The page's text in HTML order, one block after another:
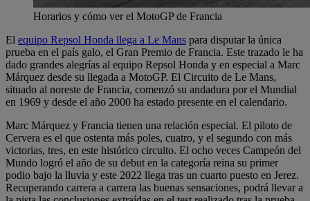
Horarios y cómo ver el MotoGP de Francia
El equipo Repsol Honda llega a Le Mans para disputar la única
prueba en el país galo, el Gran Premio de Francia. Este trazado le ha
dado grandes alegrías al equipo Repsol Honda y en especial a Marc
Márquez desde su llegada a MotoGP. El Circuito de Le Mans,
situado al noreste de Francia, comenzó su andadura por el Mundial
en 1969 y desde el año 2000 ha estado presente en el calendario.
Marc Márquez y Francia tienen una relación especial. El piloto de
Cervera es el que ostenta más poles, cuatro, y el segundo con más
victorias, tres, en este histórico circuito. El ocho veces Campeón del
Mundo logró el año de su debut en la categoría reina su primer
podio bajo la lluvia y este 2022 llega tras un cuarto puesto en Jerez.
Recuperando carrera a carrera las buenas sensaciones, podrá llevar a